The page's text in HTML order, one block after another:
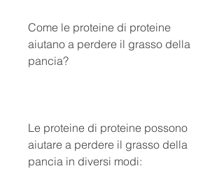
Come le proteine ​​di proteine
aiutano a perdere il grasso della
pancia?
Le proteine ​​di proteine possono
aiutare a perdere il grasso della
pancia in diversi modi: